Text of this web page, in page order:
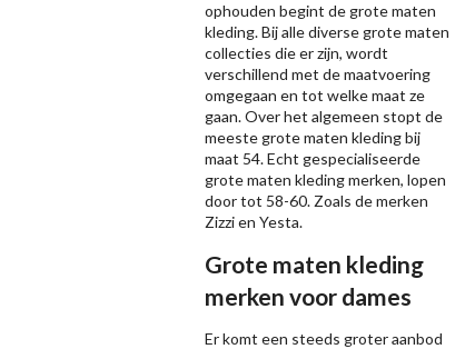
ophouden begint de grote maten
kleding. Bij alle diverse grote maten
collecties die er zijn, wordt
verschillend met de maatvoering
omgegaan en tot welke maat ze
gaan. Over het algemeen stopt de
meeste grote maten kleding bij
maat 54. Echt gespecialiseerde
grote maten kleding merken, lopen
door tot 58-60. Zoals de merken
Zizzien Yesta.
Grote maten kleding
merken voor dames
Er komt een steeds groter aanbod